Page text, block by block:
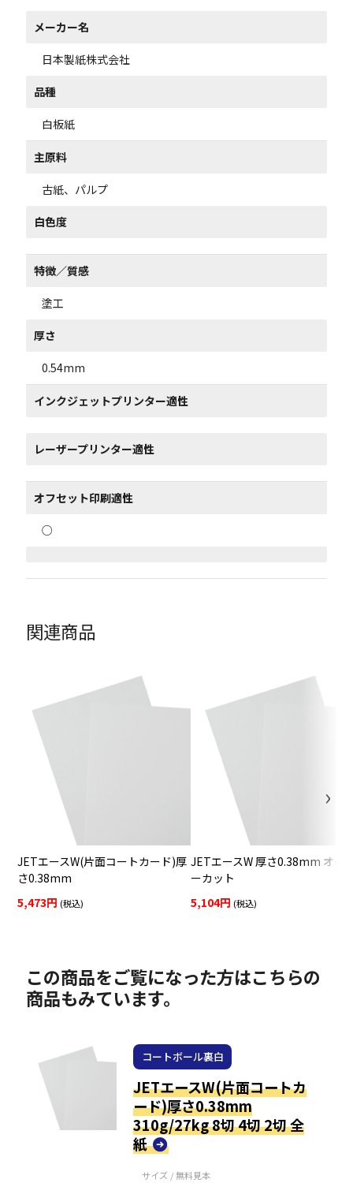
メーカー名
日本製紙株式会社
品種
白板紙
主原料
古紙、パルプ
白色度
特徴／質感
塗工
厚さ
0.54mm
インクジェットプリンター適性
レーザープリンター適性
オフセット印刷適性
○
関連商品
JETエースW(片面コートカード)厚
さ0.38mm
5,473円 (税込)
JETエースW 厚さ0.38mm オー
ーカット
5,104円 (税込)
この商品をご覧になった方はこちらの
商品もみています。
コートボール裏白
JETエースW(片面コートカ
ード)厚さ0.38mm
310g/27kg 8切 4切 2切 全
紙
サイズ / 無料見本